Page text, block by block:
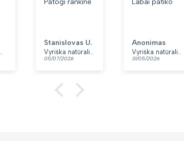
Stanislovas U.
05/07/2026
Anonimas
31/05/2026